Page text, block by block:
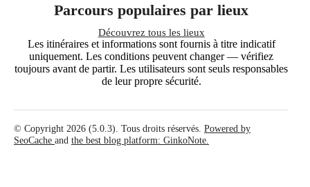
Parcours populaires par lieux
Découvrez tous les lieux
Les itinéraires et informations sont fournis à titre indicatif
uniquement. Les conditions peuvent changer — vérifiez
toujours avant de partir. Les utilisateurs sont seuls responsables
de leur propre sécurité.
© Copyright 2026 (5.0.3). Tous droits réservés. Powered by
SeoCache and the best blog platform: GinkoNote.